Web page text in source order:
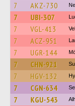
7 AKZ-730
7 UBI-307
7 VGL-413
7 ACZ-951
7 UGR-144
7 CHN-921
7 HGV-132
7 CGN-634
7 KGU-543